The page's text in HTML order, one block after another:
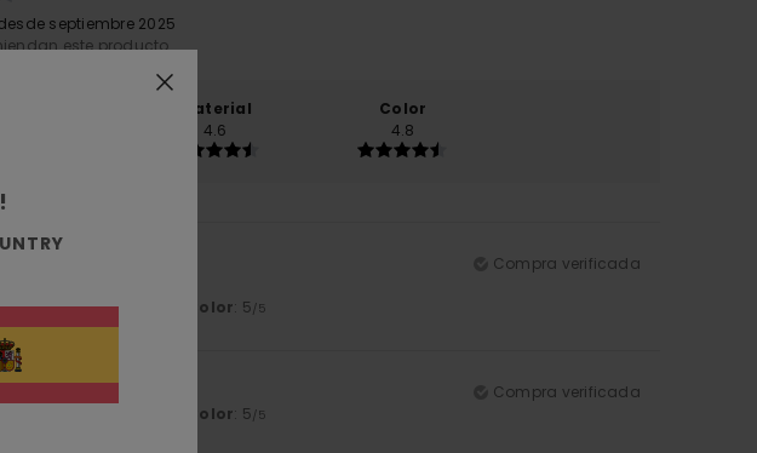
septiembre 2025
este producto
pequeñogrande
Material
4.6
Color
4.8
Compra verificada
perfectaMaterial Color: 5 /5
Compra verificada
Color: 5 /5